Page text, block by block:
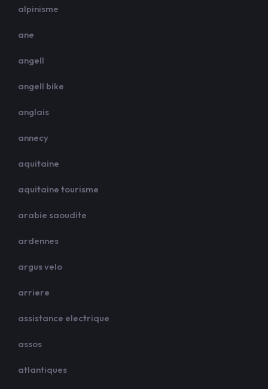
alpinisme
ane
angell
angell bike
anglais
annecy
aquitaine
aquitaine tourisme
arabie saoudite
ardennes
argus velo
arriere
assistance electrique
assos
atlantiques